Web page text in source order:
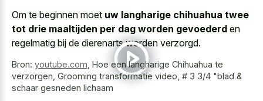
Om te beginnen moet uw langharige chihuahua twee
tot drie maaltijden per dag worden gevoederd en
regelmatig bij de dierenarts worden verzorgd.
Bron: youtube.com Hoe een langharige Chihuahua te
verzorgen, Grooming transformatie video, # 3 3/4 "blad &
schaar gesneden lichaam